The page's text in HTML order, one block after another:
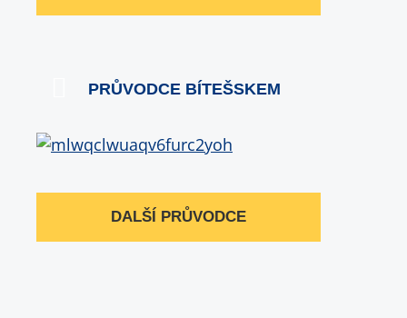
PRŮVODCE BÍTEŠSKEM
DALŠÍ PRŮVODCE